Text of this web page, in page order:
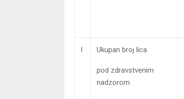
I Ukupan broj lica
pod zdravstvenim
nadzorom